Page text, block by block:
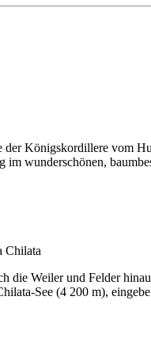
Königskordillere vom
wunderschönen,
Weiler und Felder
See (4 200 m),